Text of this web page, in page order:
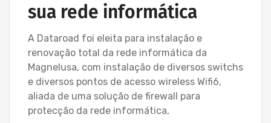
sua rede informática
A Dataroad foi eleita para instalação e
renovação total da rede informática da
Magnelusa, com instalação de diversos switchs
e diversos pontos de acesso wireless Wifi6,
aliada de uma solução de firewall para
protecção da rede informática,